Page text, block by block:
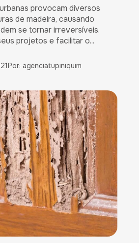
provocam diversos
de madeira, causando
se tornar irreversíveis.
projetos e facilitar o...
Por: agenciatupiniquim